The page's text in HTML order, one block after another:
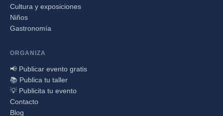
Cultura y exposiciones
Niños
Gastronomía
ORGANIZA
📢 Publicar evento gratis
📚 Publica tu taller
💡 Publicita tu evento
Contacto
Blog